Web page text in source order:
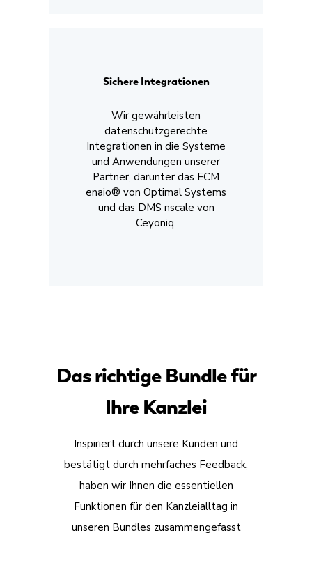
Sichere Integrationen
Wir gewährleisten
datenschutzgerechte
Integrationen in die Systeme
und Anwendungen unserer
Partner, darunter das ECM
enaio® von Optimal Systems
und das DMS nscale von
Ceyoniq.
Das richtige Bundle für
Ihre Kanzlei
Inspiriert durch unsere Kunden und
bestätigt durch mehrfaches Feedback,
haben wir Ihnen die essentiellen
Funktionen für den Kanzleialltag in
unseren Bundles zusammengefasst